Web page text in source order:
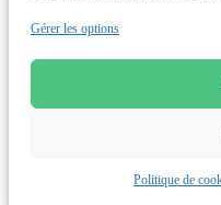
Gérer les options
Politique de
Groupe de conseil
générales et opérationnelles